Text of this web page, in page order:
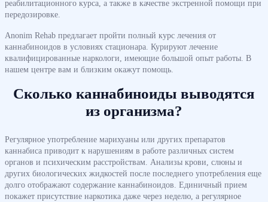
реабилитационного курса, а также в качестве экстренной помощи при
передозировке.
Anonim Rehab предлагает пройти полный курс лечения от
каннабиноидов в условиях стационара. Курируют лечение
квалифицированные наркологи, имеющие большой опыт работы. В
нашем центре вам и близким окажут помощь.
Сколько каннабиноиды выводятся
из организма?
Регулярное употребление марихуаны или других препаратов
каннабиса приводит к нарушениям в работе различных систем
органов и психическим расстройствам. Анализы крови, слюны и
других биологических жидкостей после последнего употребления еще
долго отображают содержание каннабиноидов. Единичный прием
покажет присутствие наркотика даже через неделю, а регулярное